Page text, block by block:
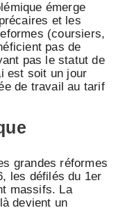
émerge
et les
(coursiers,
pas de
pas le statut de
est soit un jour
de travail au tarif
grandes réformes
les défilés du 1er
massifs. La
devient un